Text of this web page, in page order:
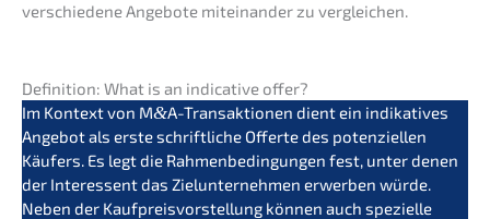
verschie­de­ne Angebo­te mitein­an­der zu vergleichen.
Defini­ti­on: What is an indica­ti­ve offer?
Im Kontext von M&A-Transaktionen dient ein indika­ti­ves
Angebot als erste schrift­li­che Offer­te des poten­zi­el­len
Käufers. Es legt die Rahmen­be­din­gun­gen fest, unter denen
der Inter­es­sent das Zielun­ter­neh­men erwer­ben würde.
Neben der Kaufpreis­vor­stel­lung können auch spezi­el­le